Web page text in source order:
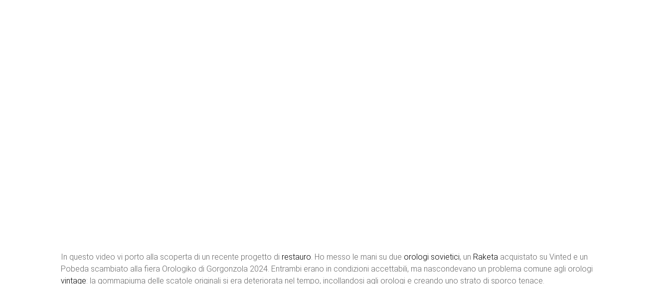
In questo video vi porto alla scoperta di un recente progetto di restauro. Ho messo le mani su due orologi sovietici, un Raketa acquistato su Vinted e un
Pobeda scambiato alla fiera Orologiko di Gorgonzola 2024. Entrambi erano in condizioni accettabili, ma nascondevano un problema comune agli orologi
vintage: la gommapiuma delle scatole originali si era deteriorata nel tempo, incollandosi agli orologi e creando uno strato di sporco tenace.